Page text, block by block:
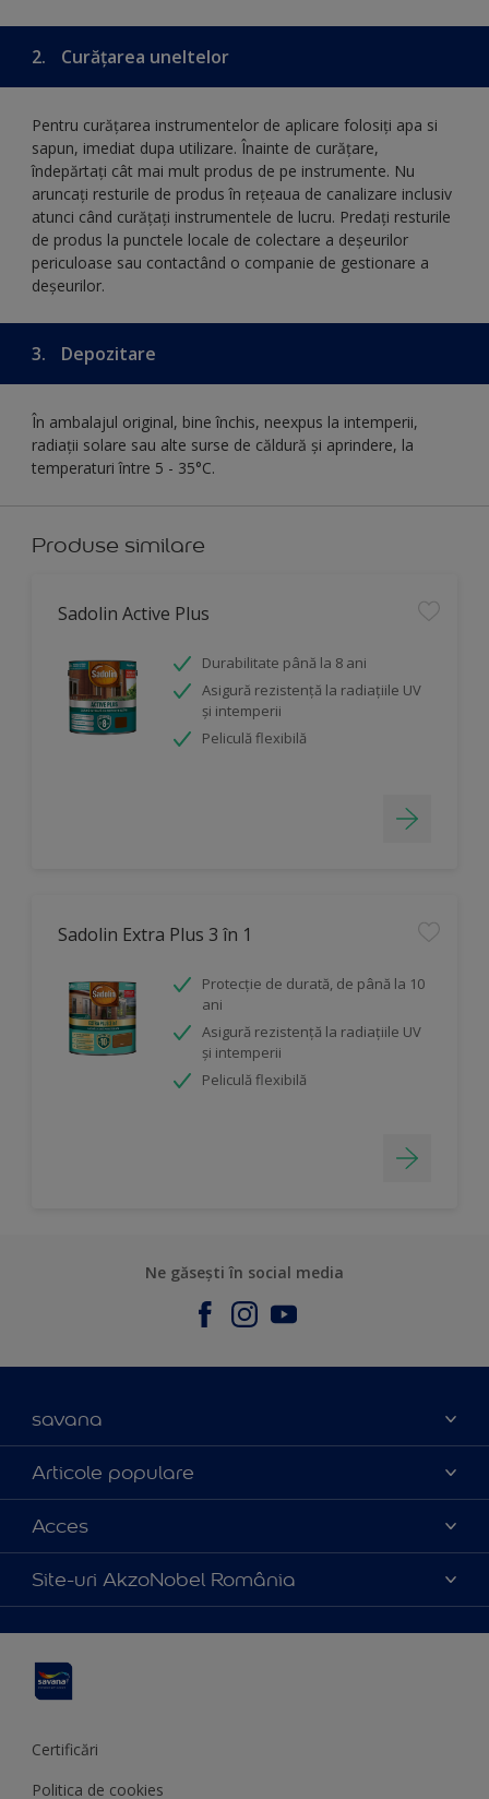
2. Curățarea uneltelor
Pentru curățarea instrumentelor de aplicare folosiți apa si
sapun, imediat dupa utilizare. Înainte de curățare,
îndepărtați cât mai mult produs de pe instrumente. Nu
aruncați resturile de produs în rețeaua de canalizare inclusiv
atunci când curățați instrumentele de lucru. Predați resturile
de produs la punctele locale de colectare a deșeurilor
periculoase sau contactând o companie de gestionare a
deșeurilor.
3. Depozitare
În ambalajul original, bine închis, neexpus la intemperii,
radiații solare sau alte surse de căldură și aprindere, la
temperaturi între 5 - 35°C.
Produse similare
Sadolin Active Plus
Durabilitate până la 8 ani
Asigură rezistenţă la radiaţiile UV
şi intemperii
Peliculă flexibilă
Sadolin Extra Plus 3 în 1
Protecție de durată, de până la 10
ani
Asigură rezistenţă la radiaţiile UV
şi intemperii
Peliculă flexibilă
Ne găsești în social media
savana
Contact
Parteneri
Certificări
Articole populare
Culoarea anului 2025
Produse
Sfaturi utile
Acces
Politica de cookies
Termeni și condiții
Termeni de utilizare
Site-uri AkzoNobel România
Hammerite
Certificări
Politica de cookies